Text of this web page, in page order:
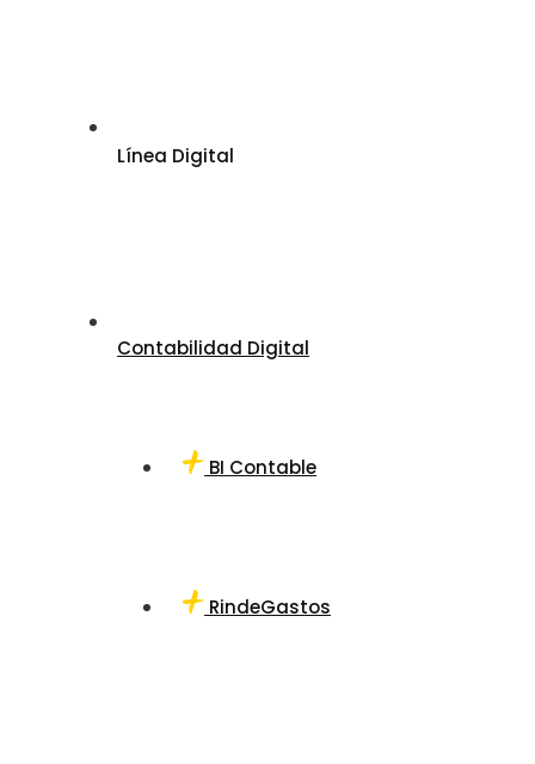
Línea Digital
Contabilidad Digital
BI Contable
RindeGastos